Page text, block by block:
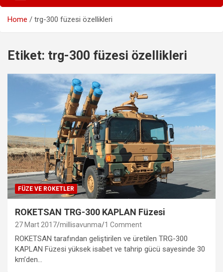
Home trg-300 füzesi özellikleri
Etiket: trg-300 füzesi özellikleri
FÜZE VE ROKETLER
ROKETSAN TRG-300 KAPLAN Füzesi
27 Mart 2017 millisavunma 1 Comment
ROKETSAN tarafından geliştirilen ve üretilen TRG-300
KAPLAN Füzesi yüksek isabet ve tahrip gücü sayesinde 30
km’den…